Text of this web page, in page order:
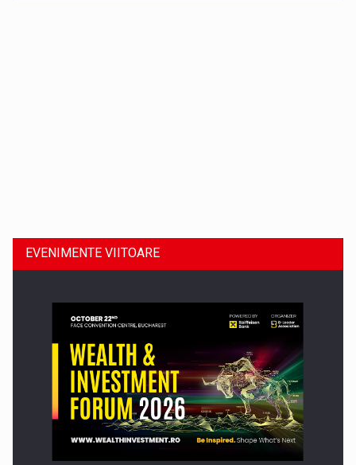
Comunicat de presa: Joburile part-time reincep sa intre pe…
EVENIMENTE VIITOARE